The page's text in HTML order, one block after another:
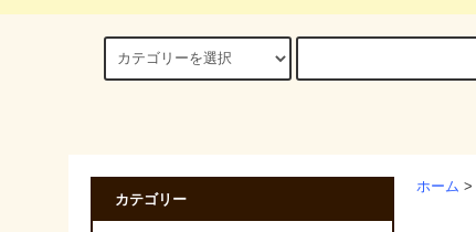
ホーム >
カテゴリー